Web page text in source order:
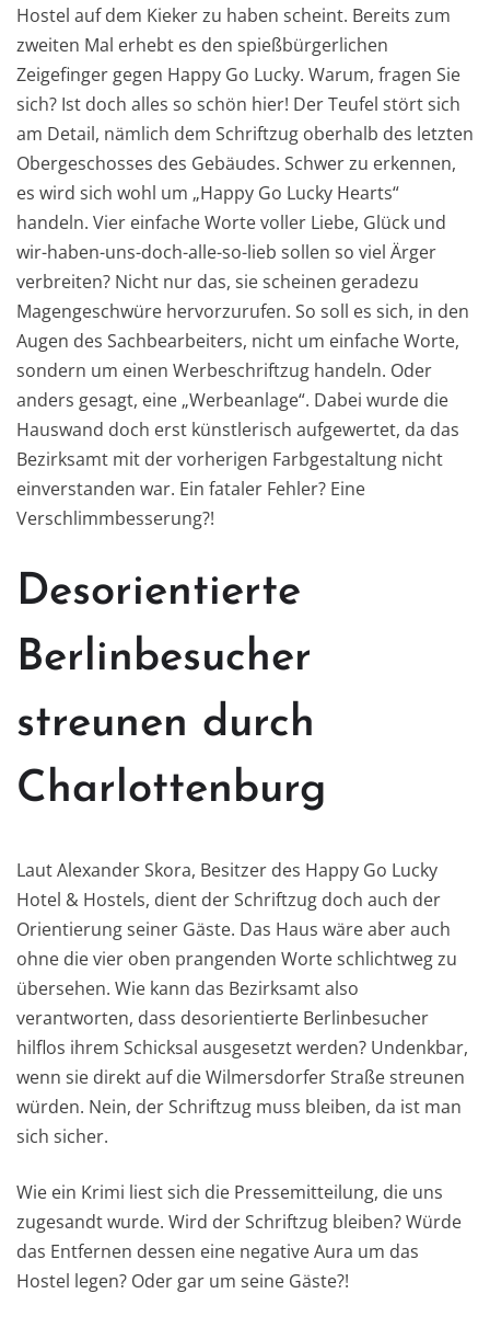
Hostel auf dem Kieker zu haben scheint. Bereits zum
zweiten Mal erhebt es den spießbürgerlichen
Zeigefinger gegen Happy Go Lucky. Warum, fragen Sie
sich? Ist doch alles so schön hier! Der Teufel stört sich
am Detail, nämlich dem Schriftzug oberhalb des letzten
Obergeschosses des Gebäudes. Schwer zu erkennen,
es wird sich wohl um „Happy Go Lucky Hearts“
handeln. Vier einfache Worte voller Liebe, Glück und
wir-haben-uns-doch-alle-so-lieb sollen so viel Ärger
verbreiten? Nicht nur das, sie scheinen geradezu
Magengeschwüre hervorzurufen. So soll es sich, in den
Augen des Sachbearbeiters, nicht um einfache Worte,
sondern um einen Werbeschriftzug handeln. Oder
anders gesagt, eine „Werbeanlage“. Dabei wurde die
Hauswand doch erst künstlerisch aufgewertet, da das
Bezirksamt mit der vorherigen Farbgestaltung nicht
einverstanden war. Ein fataler Fehler? Eine
Verschlimmbesserung?!
Desorientierte
Berlinbesucher
streunen durch
Charlottenburg
Laut Alexander Skora, Besitzer des Happy Go Lucky
Hotel & Hostels, dient der Schriftzug doch auch der
Orientierung seiner Gäste. Das Haus wäre aber auch
ohne die vier oben prangenden Worte schlichtweg zu
übersehen. Wie kann das Bezirksamt also
verantworten, dass desorientierte Berlinbesucher
hilflos ihrem Schicksal ausgesetzt werden? Undenkbar,
wenn sie direkt auf die Wilmersdorfer Straße streunen
würden. Nein, der Schriftzug muss bleiben, da ist man
sich sicher.
Wie ein Krimi liest sich die Pressemitteilung, die uns
zugesandt wurde. Wird der Schriftzug bleiben? Würde
das Entfernen dessen eine negative Aura um das
Hostel legen? Oder gar um seine Gäste?!